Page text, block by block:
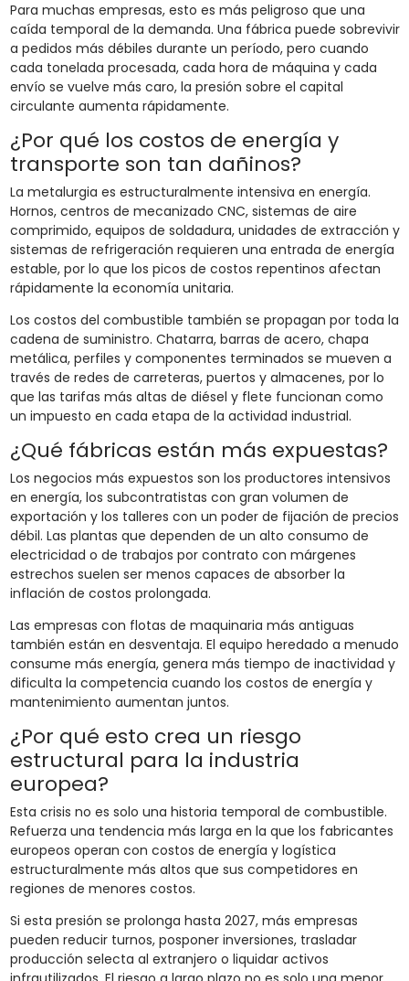
Para muchas empresas, esto es más peligroso que una
caída temporal de la demanda. Una fábrica puede sobrevivir
a pedidos más débiles durante un período, pero cuando
cada tonelada procesada, cada hora de máquina y cada
envío se vuelve más caro, la presión sobre el capital
circulante aumenta rápidamente.
¿Por qué los costos de energía y
transporte son tan dañinos?
La metalurgia es estructuralmente intensiva en energía.
Hornos, centros de mecanizado CNC, sistemas de aire
comprimido, equipos de soldadura, unidades de extracción y
sistemas de refrigeración requieren una entrada de energía
estable, por lo que los picos de costos repentinos afectan
rápidamente la economía unitaria.
Los costos del combustible también se propagan por toda la
cadena de suministro. Chatarra, barras de acero, chapa
metálica, perfiles y componentes terminados se mueven a
través de redes de carreteras, puertos y almacenes, por lo
que las tarifas más altas de diésel y flete funcionan como
un impuesto en cada etapa de la actividad industrial.
¿Qué fábricas están más expuestas?
Los negocios más expuestos son los productores intensivos
en energía, los subcontratistas con gran volumen de
exportación y los talleres con un poder de fijación de precios
débil. Las plantas que dependen de un alto consumo de
electricidad o de trabajos por contrato con márgenes
estrechos suelen ser menos capaces de absorber la
inflación de costos prolongada.
Las empresas con flotas de maquinaria más antiguas
también están en desventaja. El equipo heredado a menudo
consume más energía, genera más tiempo de inactividad y
dificulta la competencia cuando los costos de energía y
mantenimiento aumentan juntos.
¿Por qué esto crea un riesgo
estructural para la industria
europea?
Esta crisis no es solo una historia temporal de combustible.
Refuerza una tendencia más larga en la que los fabricantes
europeos operan con costos de energía y logística
estructuralmente más altos que sus competidores en
regiones de menores costos.
Si esta presión se prolonga hasta 2027, más empresas
pueden reducir turnos, posponer inversiones, trasladar
producción selecta al extranjero o liquidar activos